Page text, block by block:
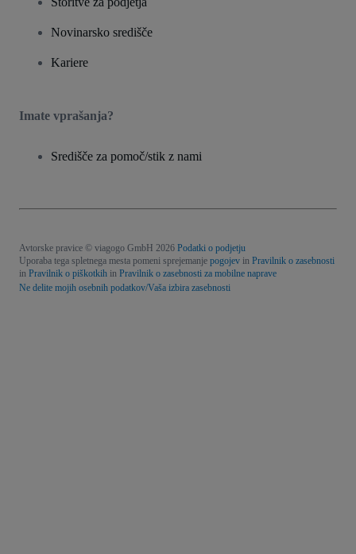
Novinarsko središče
Kariere
Imate vprašanja?
Središče za pomoč/stik z nami
Avtorske pravice © viagogo GmbH 2026 Podatki o podjetju
Uporaba tega spletnega mesta pomeni sprejemanje pogojev in Pravilnik o zasebnosti
in Pravilnik o piškotkih in Pravilnik o zasebnosti za mobilne naprave
Ne delite mojih osebnih podatkov/Vaša izbira zasebnosti